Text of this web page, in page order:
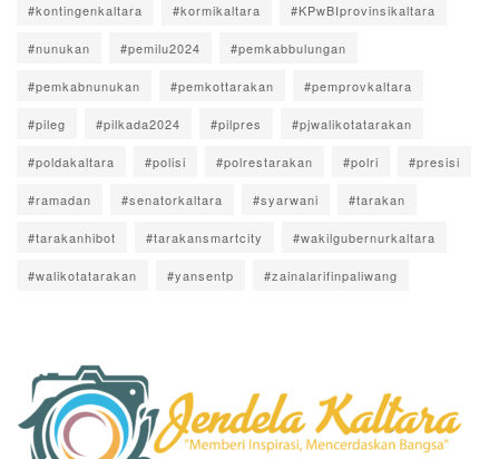
#kontingenkaltara #kormikaltara #KPwBIprovinsikaltara
#nunukan #pemilu2024 #pemkabbulungan
#pemkabnunukan #pemkottarakan #pemprovkaltara
#pileg #pilkada2024 #pilpres #pjwalikotatarakan
#poldakaltara #polisi #polrestarakan #polri #presisi
#ramadan #senatorkaltara #syarwani #tarakan
#tarakanhibot #tarakansmartcity #wakilgubernurkaltara
#walikotatarakan #yansentp #zainalarifinpaliwang